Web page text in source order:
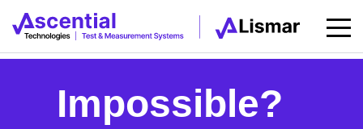
Impossible?